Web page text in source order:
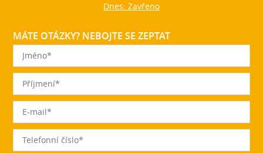
Dnes: Zavřeno
MÁTE OTÁZKY? NEBOJTE SE ZEPTAT